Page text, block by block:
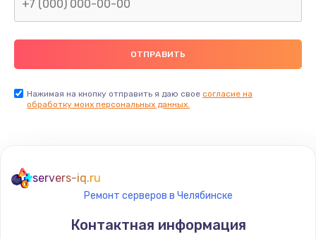
Заказать
Замена термостата
1200 руб.
Нажимая на кнопку отправить я даю свое согласие на
обработку моих персональных данных.
servers-iq.ru
Ремонт серверов в Челябинске
Контактная информация